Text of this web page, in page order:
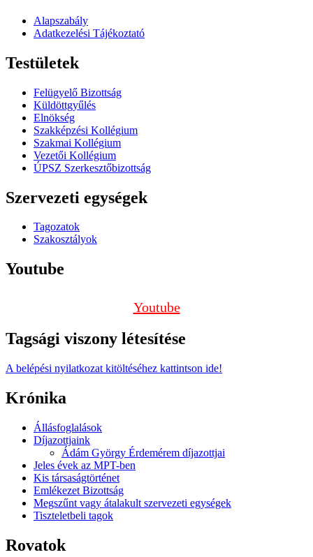
Alapszabály
Adatkezelési Tájékoztató
Testületek
Felügyelő Bizottság
Küldöttgyűlés
Elnökség
Szakképzési Kollégium
Szakmai Kollégium
Vezetői Kollégium
ÚPSZ Szerkesztőbizottság
Szervezeti egységek
Tagozatok
Szakosztályok
Youtube
Youtube
Tagsági viszony létesítése
A belépési nyilatkozat kitöltéséhez kattintson ide!
Krónika
Állásfoglalások
Díjazottjaink
Ádám György Érdemérem díjazottjai
Jeles évek az MPT-ben
Kis társaságtörténet
Emlékezet Bizottság
Megszűnt vagy átalakult szervezeti egységek
Tiszteletbeli tagok
Rovatok